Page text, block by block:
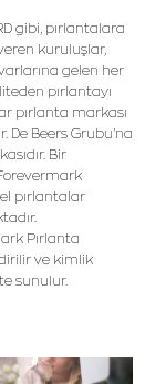
gibi, pırlantalara
kuruluşlar,
gelen her
pırlantayı
pırlanta markası
De Beers Grubu'na
Bir
pırlantalar
Pırlanta
ve kimlik
sunulur.